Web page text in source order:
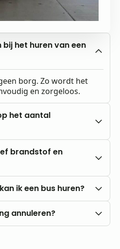
het huren van een
borg. Zo wordt het
en zorgeloos.
het aantal
kilometers.
brandstof en
btw en
ik een bus huren?
bij ons huren, mits u in het
annuleren?